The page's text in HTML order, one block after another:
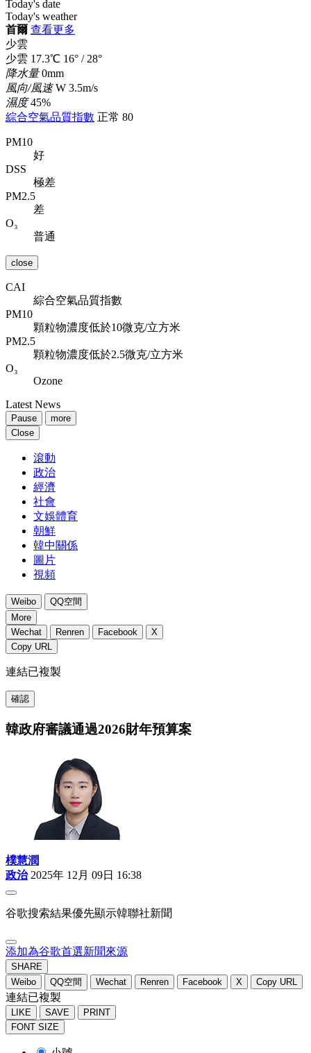
Today's date
Today's weather
首爾 查看更多
少雲
少雲 17.3℃ 16° / 28°
降水量0mm
風向/風速W 3.5m/s
濕度45%
綜合空氣品質指數 正常 80
PM10
好
DSS
極差
PM2.5
差
O₃
普通
close
CAI
綜合空氣品質指數
PM10
顆粒物濃度低於10微克/立方米
PM2.5
顆粒物濃度低於2.5微克/立方米
O₃
Ozone
Latest News
Pause
more
Close
滾動
政治
經濟
社會
文娛體育
朝鮮
韓中關係
圖片
視頻
Weibo
QQ空間
More
Wechat
Renren Facebook
X
Copy URL
連結已複製
確認
韓政府審議通過2026財年預算案
樸慧潤
政治2025年 12月 09日 16:38
谷歌搜索結果優先顯示韓聯社新聞
添加為谷歌首選新聞來源
SHARE
Weibo
QQ空間 Wechat Renren Facebook X Copy URL
連結已複製
LIKE SAVE
PRINT
FONT SIZE